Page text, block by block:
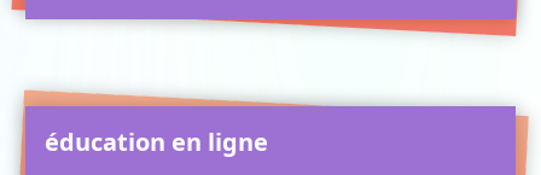
éducation en ligne